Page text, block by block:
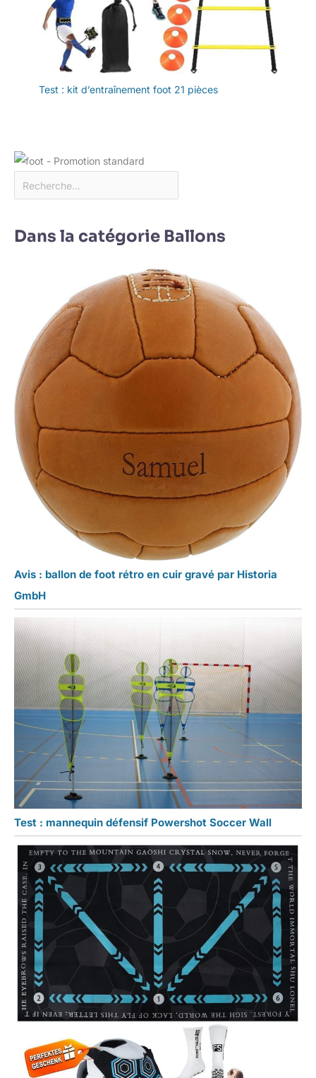
Test : kit d’entraînement foot 21 pièces
Dans la catégorie Ballons
Avis : ballon de foot rétro en cuir gravé par Historia
GmbH
Test : mannequin défensif Powershot Soccer Wall